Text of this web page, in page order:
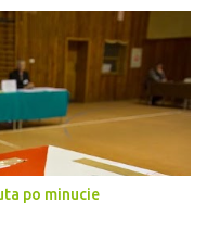
W ostatnich latach stały
napięć i realnych
dzierżawy oraz
po minucie